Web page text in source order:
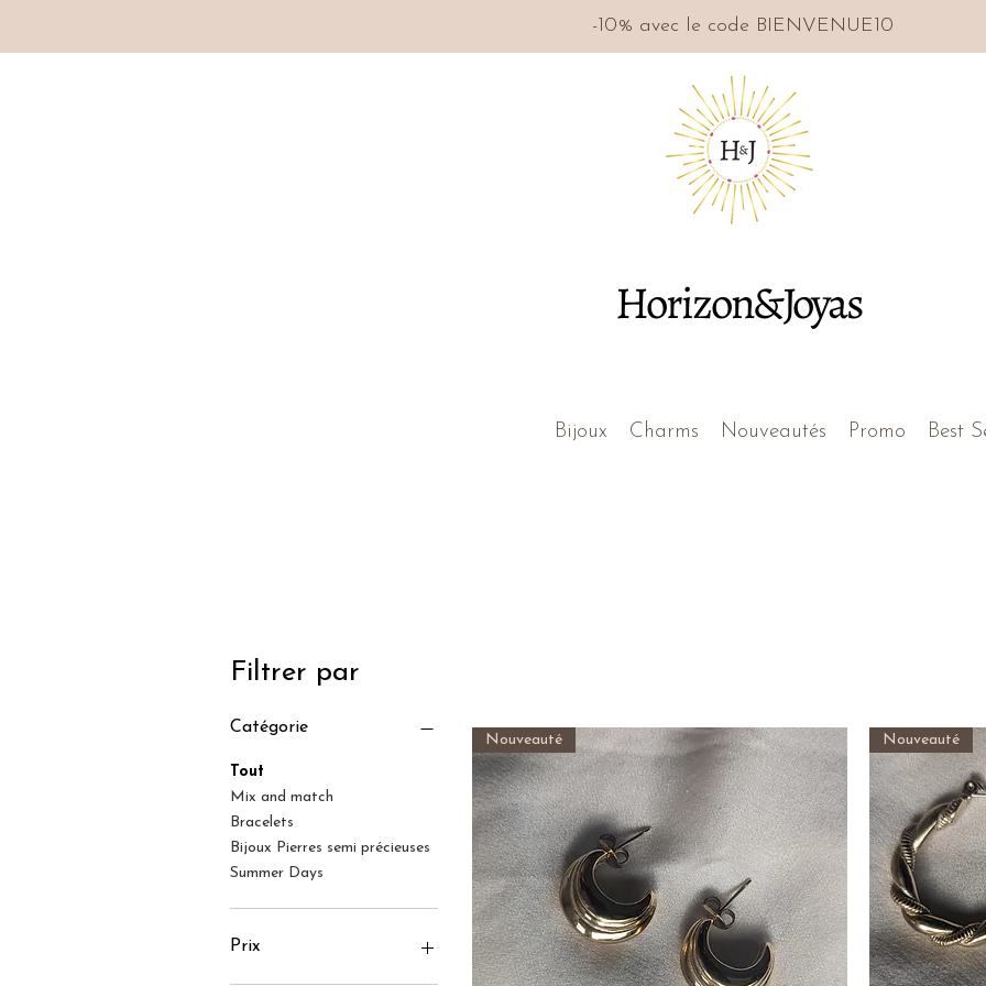
Horizon&Joyas
Bijoux Charms Nouveautés Promo Best
-10% avec le code BIENVENUE10
Filtrer par
Catégorie
Tout
Mix and match
Bracelets
Bijoux Pierres semi précieuses
Summer Days
Prix
Nouveauté Nouveauté